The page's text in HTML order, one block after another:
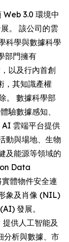
3.0 環境中
。 該公司的雲
科學與數據科學
部門擁有
以及行內首創
，其知識產權
。 數據科學部
驗數據感知、
雲端平台提供
動與場地、生物
及能源等領域的
Data
體物件安全連
象及肖像 (NIL)
發展。
供人工智能及
分析與數據、市